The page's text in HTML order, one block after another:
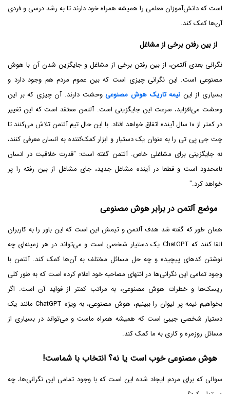
است که دانش‌آموزان معلمی را همیشه همراه خود دارند تا به رشد درسی و فردی
آن‌ها کمک کند.
از بین رفتن برخی از مشاغل
نگرانی بعدی آلتمن، از بین رفتن برخی از مشاغل و جایگزین شدن آن با هوش
مصنوعی است. این نگرانی چیزی است که بین عموم مردم هم وجود دارد و
بسیاری از این نیمه تاریک هوش مصنوعیوحشت دارند. آن چیزی که بر این
وحشت می‌افزاید، سرعت این جایگزینی است. آلتمن معتقد است که این تغییر
در کمتر از ۱۰ سال آینده اتفاق خواهد افتاد. با این حال تیم آلتمن تلاش می‌کنند تا
چت جی پی تی را به عنوان یک دستیار و ابزار کمک‌کننده به انسان معرفی کنند،
نه جایگزینی برای مشاغلی خاص. آلتمن گفته است: "قدرت خلاقیت در انسان
نامحدود است و قطعا در آینده مشاغل جدید، جای مشاغل از بین رفته را پر
خواهد کرد."
موضع آلتمن در برابر هوش مصنوعی
همان طور که گفته شد هدف آلتمن و تیمش این است که این باور را به کاربران
القا کنند که ChatGPT یک دستیار شخصی است و می‌تواند در هر زمینه‌ای چه
نوشتن کدهای پیچیده و چه حل مسائل مختلف به آن‌ها کمک کند. آلتمن با
وجود تمامی این نگرانی‌ها در انتهای مصاحبه خود اعلام کرده است که به طور کلی
ریسک‌ها و خطرات هوش مصنوعی، به مراتب کمتر از فواید آن است. اگر
بخواهیم نیمه پر لیوان را ببینیم، هوش مصنوعی، به ویژه ChatGPT مانند یک
دستیار شخصی جیبی است که همیشه همراه ماست و می‌تواند در بسیاری از
مسائل روزمره و کاری به ما کمک کند.
هوش مصنوعی خوب است یا نه؟ انتخاب با شماست!
سوالی که برای مردم ایجاد شده این است که با وجود تمامی این نگرانی‌ها، چه